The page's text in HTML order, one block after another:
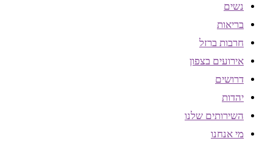
נשים
בריאות
חרבות ברזל
אירועים בצפון
דרושים
יהדות
השירותים שלנו
מי אנחנו